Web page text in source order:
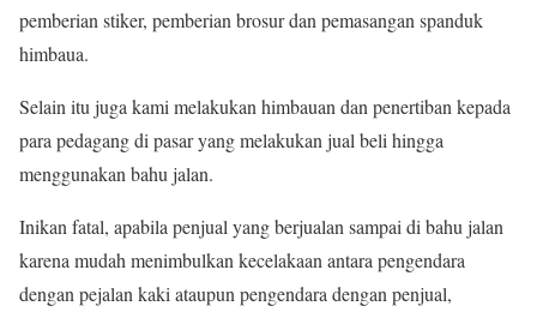
pemberian stiker, pemberian brosur dan pemasangan spanduk
himbaua.
Selain itu juga kami melakukan himbauan dan penertiban kepada
para pedagang di pasar yang melakukan jual beli hingga
menggunakan bahu jalan.
Inikan fatal, apabila penjual yang berjualan sampai di bahu jalan
karena mudah menimbulkan kecelakaan antara pengendara
dengan pejalan kaki ataupun pengendara dengan penjual,